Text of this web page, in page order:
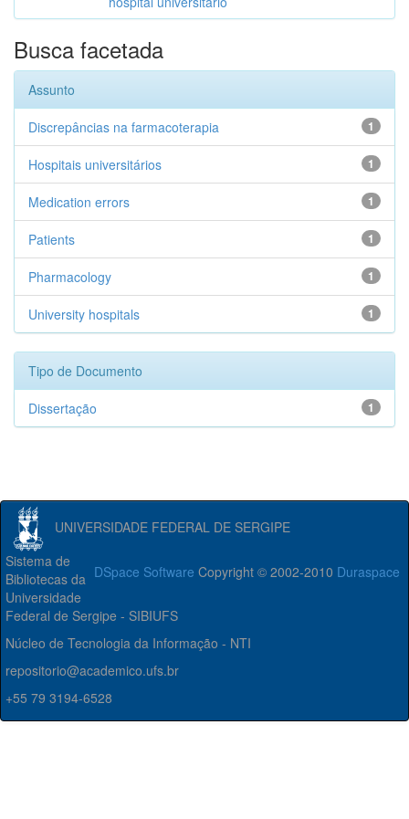
Busca facetada
Assunto
1
Discrepâncias na farmacoterapia
1
Hospitais universitários
1
Medication errors
1
Patients
1
Pharmacology
1
University hospitals
Tipo de Documento
1
Dissertação
UNIVERSIDADE FEDERAL DE SERGIPE
DSpace Software Copyright © 2002-2010 Duraspace
Sistema de
Bibliotecas da
Universidade
Federal de Sergipe - SIBIUFS
Núcleo de Tecnologia da Informação - NTI
repositorio@academico.ufs.br
+55 79 3194-6528